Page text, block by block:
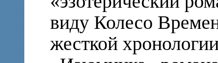
виду Колесо
жесткой